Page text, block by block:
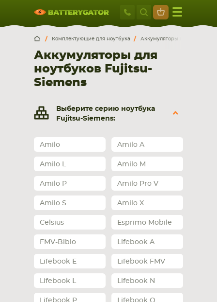
Москва
+7 495 414
Москва Санкт-Петербург
г. Москва, ул. Ткацкая, 5с3 (м. Семеновская)
5 мин. ходьбы от ст.м. “Семеновская”
+7 495 414 28 59
9:00-21:00
смартфона, планшета
НОУТБУКА ПЛАНШЕТА
СМАРТФОНА КОМПЛЕКТУЮЩИЕ
Комплектующие для ноутбука Аккумуляторы для ноутбуков
Аккумуляторы для
ноутбуков Fujitsu-
Siemens
Выберите серию ноутбука
Fujitsu-Siemens:
Amilo Amilo A
Amilo L Amilo M
Amilo P Amilo Pro V
Amilo S Amilo X
Celsius Esprimo Mobile
FMV-Biblo Lifebook A
Lifebook E Lifebook FMV
Lifebook L Lifebook N
Lifebook P Lifebook Q